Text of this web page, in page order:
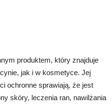
produktem, który znajduje
jak i w kosmetyce. Jej
ochronne sprawiają, że jest
skóry, leczenia ran, nawilżania